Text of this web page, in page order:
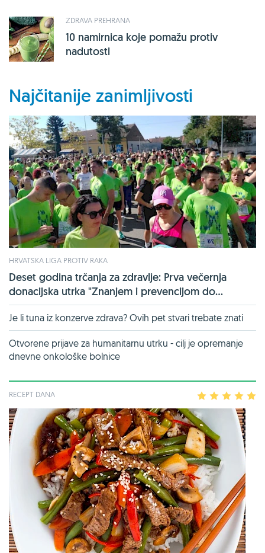
ZDRAVA PREHRANA
10 namirnica koje pomažu protiv
nadutosti
Najčitanije zanimljivosti
HRVATSKA LIGA PROTIV RAKA
Deset godina trčanja za zdravlje: Prva večernja
donacijska utrka "Znanjem i prevencijom do...
Je li tuna iz konzerve zdrava? Ovih pet stvari trebate znati
Otvorene prijave za humanitarnu utrku - cilj je opremanje
dnevne onkološke bolnice
RECEPT DANA 2 3 4